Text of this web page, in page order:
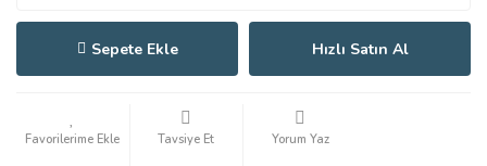
Sepete Ekle Hızlı Satın Al
Tavsiye Et Yorum Yaz